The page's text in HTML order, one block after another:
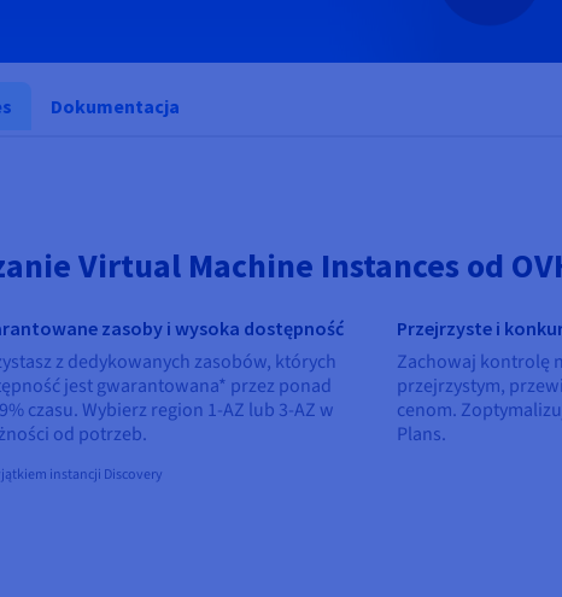
Dokumentacja
Virtual Machine Instances od
zasoby i wysoka dostępność
z dedykowanych zasobów, których
jest gwarantowana* przez ponad
czasu. Wybierz region 1-AZ lub 3-AZ w
od potrzeb.
instancji Discovery
Przejrzyste i
Zachowaj kontrolę
przejrzystym,
cenom.
Plans.